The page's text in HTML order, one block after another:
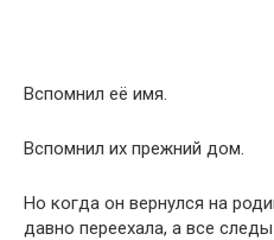
Вспомнил её имя.
Вспомнил их прежний дом.
Но когда он вернулся на
давно переехала, а все